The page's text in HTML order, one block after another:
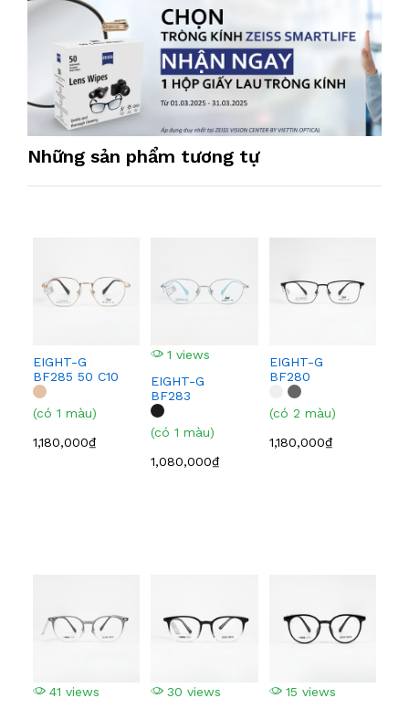
Những sản phẩm tương tự
EIGHT-G
BF285 50 C10
(có 1 màu)
1,180,000₫
1 views
EIGHT-G
BF283
(có 1 màu)
1,080,000₫
EIGHT-G
BF280
(có 2 màu)
1,180,000₫
41 views 30 views 15 views